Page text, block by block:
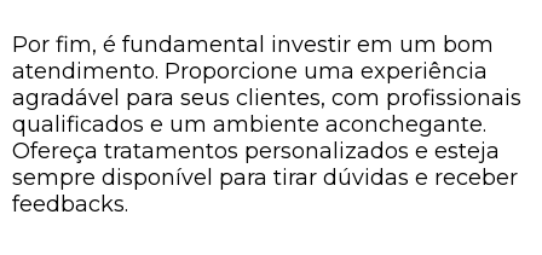
Por fim, é fundamental investir em um bom
atendimento. Proporcione uma experiência
agradável para seus clientes, com profissionais
qualificados e um ambiente aconchegante.
Ofereça tratamentos personalizados e esteja
sempre disponível para tirar dúvidas e receber
feedbacks.